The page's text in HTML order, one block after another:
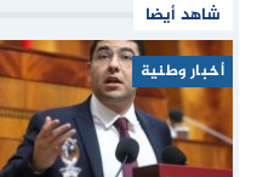
شاهد أيضا
أخبار وطنية